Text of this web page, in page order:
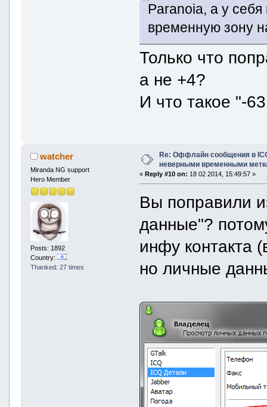
Paranoia, а у
временную зону
Только что
а не +4?
И что такое "-
watcher
Miranda NG support
Hero Member
Posts: 1892
Country:
Thanked: 27 times
Re: Оффлайн сообщения в
неверными временными
«Reply #10 on: 18 02 2014, 15:49:57 »
Вы поправили
данные"?
инфу контакта
но личные